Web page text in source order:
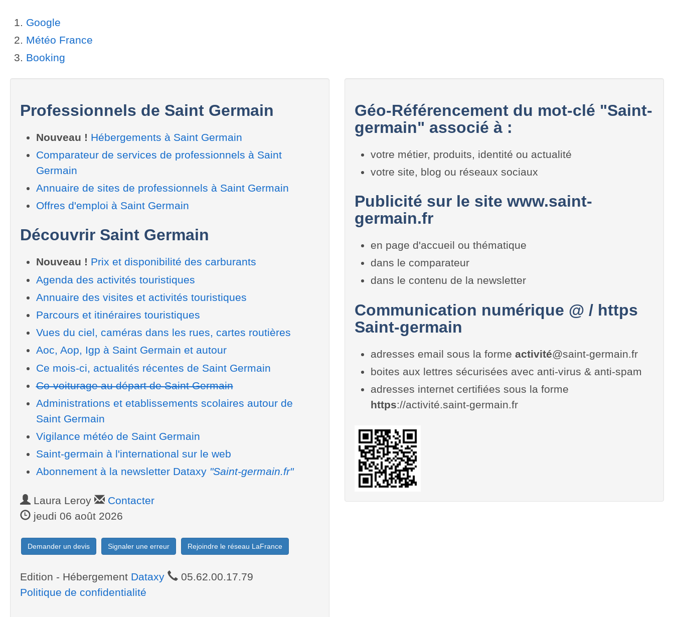
Google
Météo France
Booking
Professionnels de Saint Germain
Nouveau ! Hébergements à Saint Germain
Comparateur de services de professionnels à Saint
Germain
Annuaire de sites de professionnels à Saint Germain
Offres d'emploi à Saint Germain
Découvrir Saint Germain
Nouveau ! Prix et disponibilité des carburants
Agenda des activités touristiques
Annuaire des visites et activités touristiques
Parcours et itinéraires touristiques
Vues du ciel, caméras dans les rues, cartes routières
Aoc, Aop, Igp à Saint Germain et autour
Ce mois-ci, actualités récentes de Saint Germain
Co-voiturage au départ de Saint Germain
Administrations et etablissements scolaires autour de
Saint Germain
Vigilance météo de Saint Germain
Saint-germain à l'international sur le web
Abonnement à la newsletter Dataxy "Saint-germain.fr"
Laura Leroy
Contacter
jeudi 06 août 2026
Demander un devis Signaler une erreur Rejoindre le réseau LaFrance
Edition - Hébergement Dataxy
05.62.00.17.79
Politique de confidentialité
Géo-Référencement du mot-clé "Saint-
germain" associé à :
votre métier, produits, identité ou actualité
votre site, blog ou réseaux sociaux
Publicité sur le site www.saint-
germain.fr
en page d'accueil ou thématique
dans le comparateur
dans le contenu de la newsletter
Communication numérique @ / https
Saint-germain
adresses email sous la forme activité@saint-germain.fr
boites aux lettres sécurisées avec anti-virus & anti-spam
adresses internet certifiées sous la forme
https://activité.saint-germain.fr